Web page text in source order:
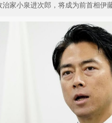
家小泉进次郎，将成为前首相伊